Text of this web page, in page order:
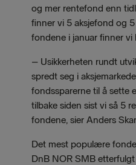
og mer rentefond enn
finner vi 5 aksjefond og
fondene i januar finner
– Usikkerheten rundt
spredt seg i
fondssparerne til å sette
tilbake siden sist vi så 5
fondene, sier Anders
Det mest populære
DnB NOR SMB